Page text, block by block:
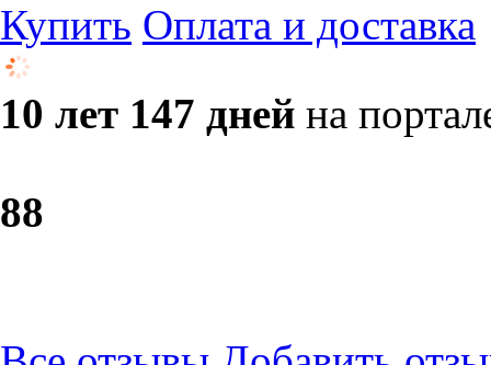
Купить Оплата и доставка
10 лет 147 дней на
88